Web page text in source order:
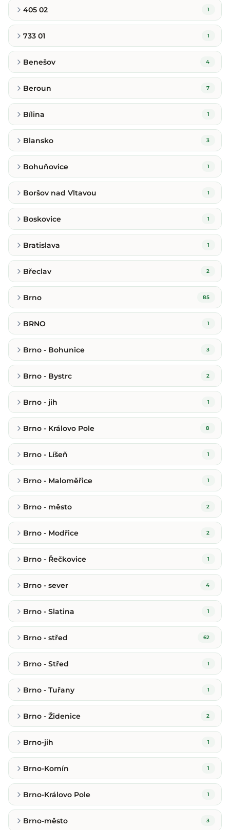
405 02 1
733 01 1
Benešov 4
Beroun 7
Bílina 1
Blansko 3
Bohuňovice 1
Boršov nad Vltavou 1
Boskovice 1
Bratislava 1
Břeclav 2
Brno 85
BRNO 1
Brno - Bohunice 3
Brno - Bystrc 2
Brno - jih 1
Brno - Královo Pole 8
Brno - Líšeň 1
Brno - Maloměřice 1
Brno - město 2
Brno - Modřice 2
Brno - Řečkovice 1
Brno - sever 4
Brno - Slatina 1
Brno - střed 62
Brno - Střed 1
Brno - Tuřany 1
Brno - Židenice 2
Brno-jih 1
Brno-Komín 1
Brno-Královo Pole 1
Brno-město 3